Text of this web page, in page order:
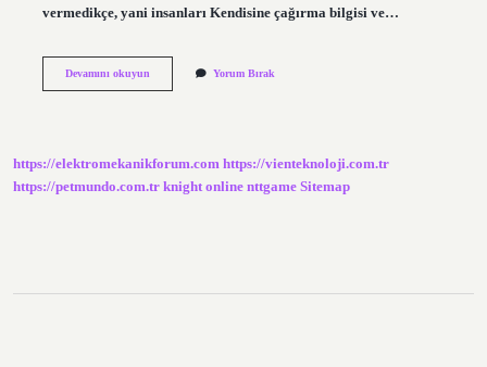
vermedikçe, yani insanları Kendisine çağırma bilgisi ve…
Devamını okuyunAhzab
Yorum Bırak
https://elektromekanikforum.com https://vienteknoloji.com.tr
https://petmundo.com.tr knight online nttgame Sitemap